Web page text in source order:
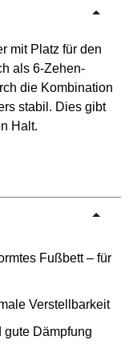
mit Platz für den
als 6-Zehen-
die Kombination
stabil. Dies gibt
Halt.
Fußbett – für
Verstellbarkeit
gute Dämpfung